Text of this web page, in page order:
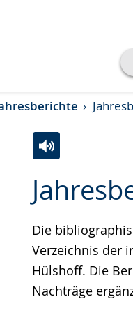
Die
Verzeichnis der
Hülshoff. Die
Nachträge
Leichten
Sprache
wechseln.
Audio-
Unterstützung.
Video
in
Deutscher
wird
angezeigt.